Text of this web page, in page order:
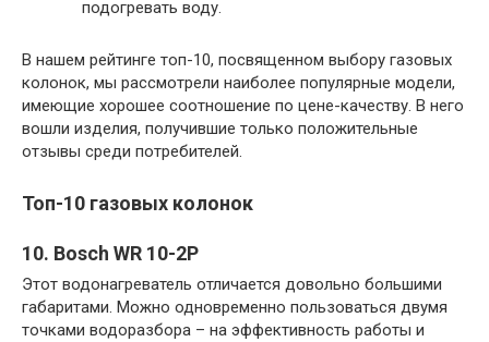
подогревать воду.
В нашем рейтинге топ-10, посвященном выбору газовых
колонок, мы рассмотрели наиболее популярные модели,
имеющие хорошее соотношение по цене-качеству. В него
вошли изделия, получившие только положительные
отзывы среди потребителей.
Топ-10 газовых колонок
10. Bosch WR 10-2P
Этот водонагреватель отличается довольно большими
габаритами. Можно одновременно пользоваться двумя
точками водоразбора – на эффективность работы и